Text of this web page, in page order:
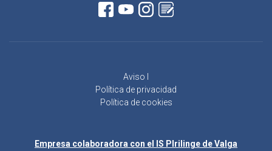
Aviso l
Política de privacidad
Política de cookies
Empresa colaboradora con el IS Plrilinge de Valga